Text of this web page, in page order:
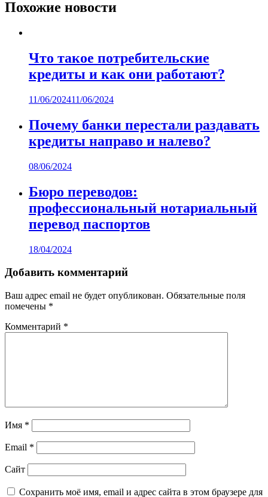
Похожие новости
Что такое потребительские
кредиты и как они работают?
11/06/202411/06/2024
Почему банки перестали раздавать
кредиты направо и налево?
08/06/2024
Бюро переводов:
профессиональный нотариальный
перевод паспортов
18/04/2024
Добавить комментарий
Ваш адрес email не будет опубликован. Обязательные поля
помечены *
Комментарий *
Имя *
Email *
Сайт
Сохранить моё имя, email и адрес сайта в этом браузере для